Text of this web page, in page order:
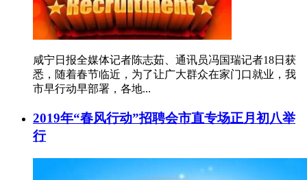
咸宁日报全媒体记者陈志茹、通讯员冯国瑞记者18日获
悉，随着春节临近，为了让广大群众在家门口就业，我
市早行动早部署，各地...
2019年“春风行动”招聘会市直专场正月初八举
行